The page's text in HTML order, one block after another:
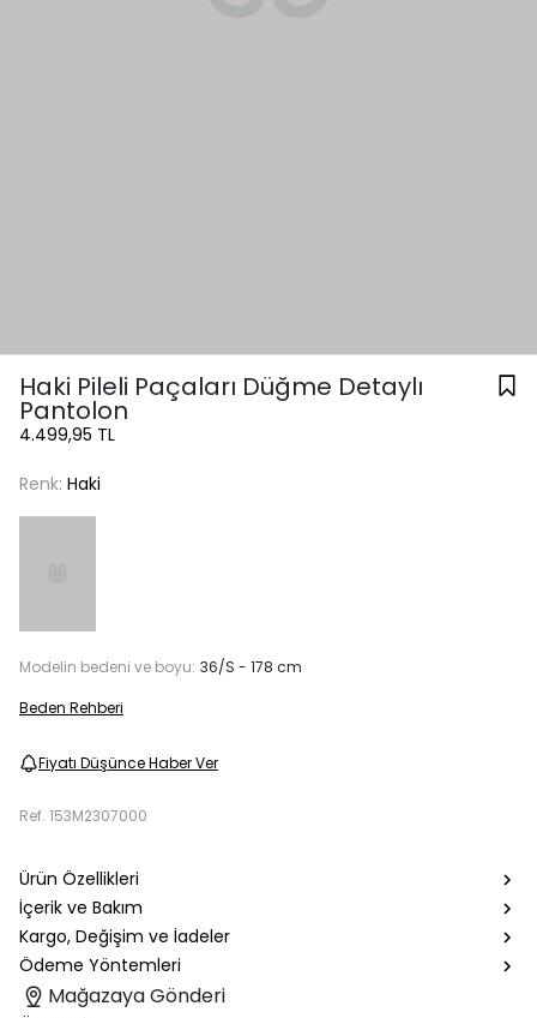
Haki Pileli Paçaları Düğme Detaylı
Pantolon
4.499,95 TL
Renk: Haki
Modelin bedeni ve boyu: 36/S - 178 cm
Beden Rehberi
Fiyatı Düşünce Haber Ver
Ref. 153M2307000
Ürün Özellikleri
İçerik ve Bakım
Kargo, Değişim ve İadeler
Ödeme Yöntemleri
Mağazaya Gönderi